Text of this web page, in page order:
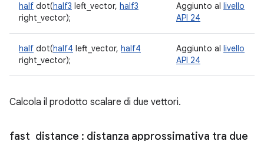
half dot(half3 left_vector, half3
right_vector);
Aggiunto al livello
API 24
half dot(half4 left_vector, half4
right_vector);
Aggiunto al livello
API 24
Calcola il prodotto scalare di due vettori.
fast distance : distanza approssimativa tra due